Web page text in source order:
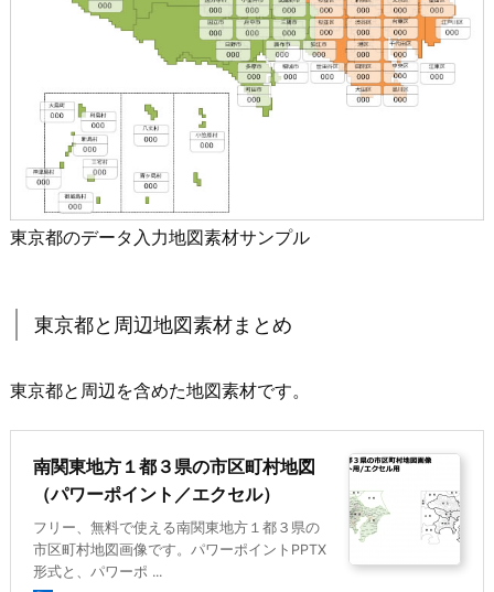
東京都のデータ入力地図素材サンプル
東京都と周辺地図素材まとめ
東京都と周辺を含めた地図素材です。
南関東地方１都３県の市区町村地図
（パワーポイント／エクセル）
フリー、無料で使える南関東地方１都３県の
市区町村地図画像です。パワーポイントPPTX
形式と、パワーポ ...